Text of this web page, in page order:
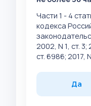
Части 1 - 4
кодекса
2002, N 1, ст. 3;
ст. 6986; 2017,
Да